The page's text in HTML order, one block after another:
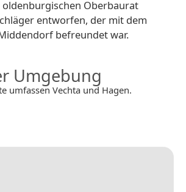
Oberbaurat
entworfen, der mit dem
befreundet war.
Umgebung
umfassen Vechta und Hagen.